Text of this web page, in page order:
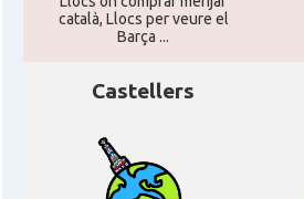
Casal Centre
Delegació
Delegació del
Consolat Consolat
català, Llocs per veure el
Barça ...
Castellers